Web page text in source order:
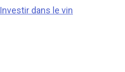
Investir dans le vin